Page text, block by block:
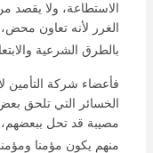
الاستطاعة، ولا يقصد
الغرر لأنه تعاون
بالطرق الشرعية
فأعضاء شركة التأمين
الخسائر التي تلحق
مصيبة قد تحل
منهم يكون مؤمنا